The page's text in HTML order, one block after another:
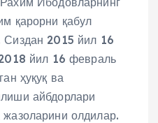
қарорни қабул
Сиздан 2015 йил 16
йил 16 февраль
ҳуқуқ ва
айбдорлари
олдилар.